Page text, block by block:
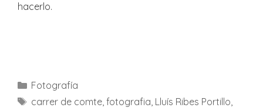
hacerlo.
Categories
Fotografía
Etiquetes
carrer de comte, fotografia Lluís Ribes Portillo